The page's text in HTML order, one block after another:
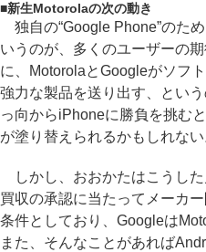
■新生Motorolaの次の動き
独自の“Google Phone”のた
いうのが、多くのユーザーの
に、MotorolaとGoogleがソフ
強力な製品を送り出す、とい
っ向からiPhoneに勝負を挑む
が塗り替えられるかもしれない
しかし、おおかたはこうした
買収の承認に当たってメーカ
条件としており、Googleは
また、そんなことがあれば